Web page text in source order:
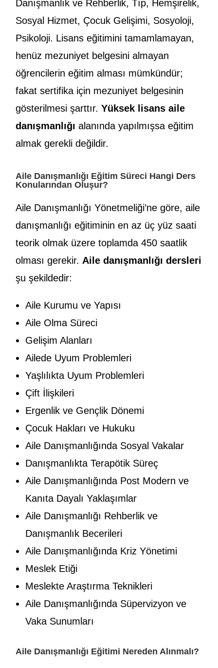
Danışmanlık ve Rehberlik, Tıp, Hemşirelik,
Sosyal Hizmet, Çocuk Gelişimi, Sosyoloji,
Psikoloji. Lisans eğitimini tamamlamayan,
henüz mezuniyet belgesini almayan
öğrencilerin eğitim alması mümkündür;
fakat sertifika için mezuniyet belgesinin
gösterilmesi şarttır.Yüksek lisans aile
danışmanlığı alanında yapılmışsa eğitim
almak gerekli değildir.
Aile Danışmanlığı Eğitim Süreci Hangi Ders
Konularından Oluşur?
Aile Danışmanlığı Yönetmeliği’ne göre, aile
danışmanlığı eğitiminin en az üç yüz saati
teorik olmak üzere toplamda 450 saatlik
olması gerekir. Aile danışmanlığı dersleri
şu şekildedir:
Aile Kurumu ve Yapısı
Aile Olma Süreci
Gelişim Alanları
Ailede Uyum Problemleri
Yaşlılıkta Uyum Problemleri
Çift İlişkileri
Ergenlik ve Gençlik Dönemi
Çocuk Hakları ve Hukuku
Aile Danışmanlığında Sosyal Vakalar
Danışmanlıkta Terapötik Süreç
Aile Danışmanlığında Post Modern ve
Kanıta Dayalı Yaklaşımlar
Aile Danışmanlığı Rehberlik ve
Danışmanlık Becerileri
Aile Danışmanlığında Kriz Yönetimi
Meslek Etiği
Meslekte Araştırma Teknikleri
Aile Danışmanlığında Süpervizyon ve
Vaka Sunumları
Aile Danışmanlığı Eğitimi Nereden Alınmalı?